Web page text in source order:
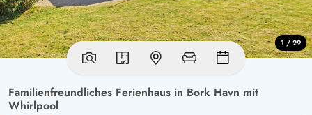
Familienfreundliches Ferienhaus in Bork Havn mit
Whirlpool
1 / 29